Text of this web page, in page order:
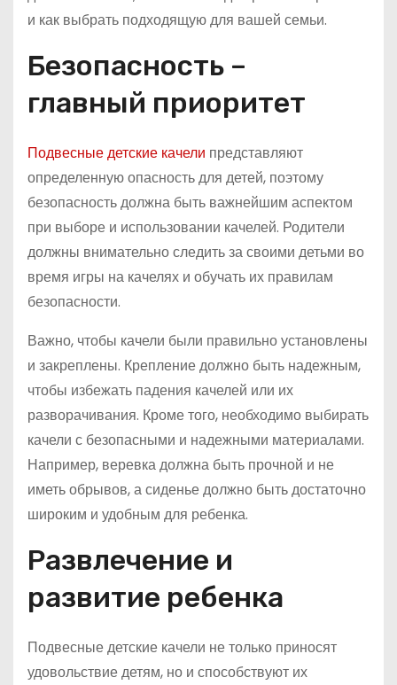
и как выбрать подходящую для вашей семьи.
Безопасность –
главный приоритет
Подвесные детские качели представляют
определенную опасность для детей, поэтому
безопасность должна быть важнейшим аспектом
при выборе и использовании качелей. Родители
должны внимательно следить за своими детьми во
время игры на качелях и обучать их правилам
безопасности.
Важно, чтобы качели были правильно установлены
и закреплены. Крепление должно быть надежным,
чтобы избежать падения качелей или их
разворачивания. Кроме того, необходимо выбирать
качели с безопасными и надежными материалами.
Например, веревка должна быть прочной и не
иметь обрывов, а сиденье должно быть достаточно
широким и удобным для ребенка.
Развлечение и
развитие ребенка
Подвесные детские качели не только приносят
удовольствие детям, но и способствуют их